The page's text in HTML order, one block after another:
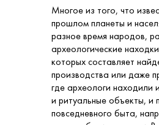
Многое из того, что
прошлом планеты и
разное время народов,
археологические
которых составляет
производства или даже
где археологи находили
и ритуальные объекты, и
повседневного быта,